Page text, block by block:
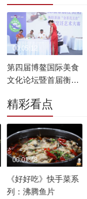
第四届博鳌国际美食
文化论坛暨首届衡阳
00:05:12
精彩看点
《好好吃》快手菜系
列：沸腾鱼片
00:01:48